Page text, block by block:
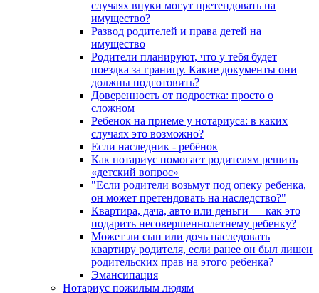
случаях внуки могут претендовать на
имущество?
Развод родителей и права детей на
имущество
Родители планируют, что у тебя будет
поездка за границу. Какие документы они
должны подготовить?
Доверенность от подростка: просто о
сложном
Ребенок на приеме у нотариуса: в каких
случаях это возможно?
Если наследник - ребёнок
Как нотариус помогает родителям решить
«детский вопрос»
"Если родители возьмут под опеку ребенка,
он может претендовать на наследство?"
Квартира, дача, авто или деньги — как это
подарить несовершеннолетнему ребенку?
Может ли сын или дочь наследовать
квартиру родителя, если ранее он был лишен
родительских прав на этого ребенка?
Эмансипация
Нотариус пожилым людям